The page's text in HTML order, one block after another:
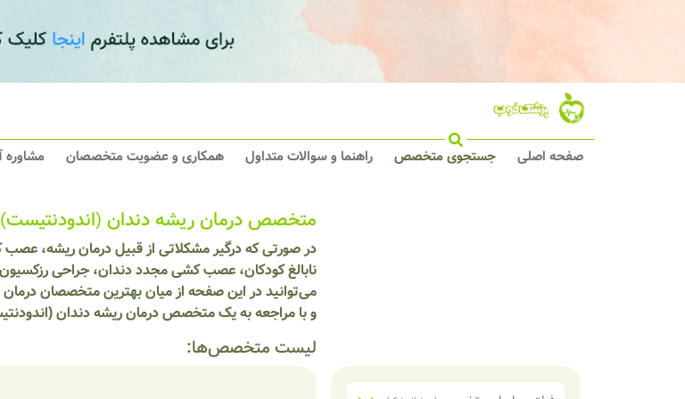
صفحه اصلی جستجوی متخصص راهنما و سوالات متداول همکاری و عضویت متخصصان مشاوره
متخصص درمان ریشه دندان (اندودنتیست)
در صورتی که درگیر مشکلاتی از قبیل درمان ریشه،
نابالغ کودکان، عصب کشی مجدد دندان، جراحی
می‌توانید در این صفحه از میان بهترین متخصصان
و با مراجعه به یک متخصص درمان ریشه دندان
لیست متخصص‌ها: